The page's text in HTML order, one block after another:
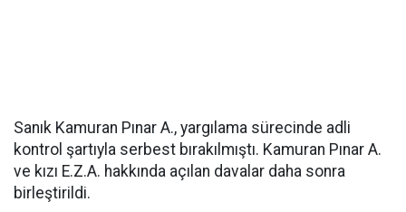
Sanık Kamuran Pınar A., yargılama sürecinde adli
kontrol şartıyla serbest bırakılmıştı. Kamuran Pınar A.
ve kızı E.Z.A. hakkında açılan davalar daha sonra
birleştirildi.